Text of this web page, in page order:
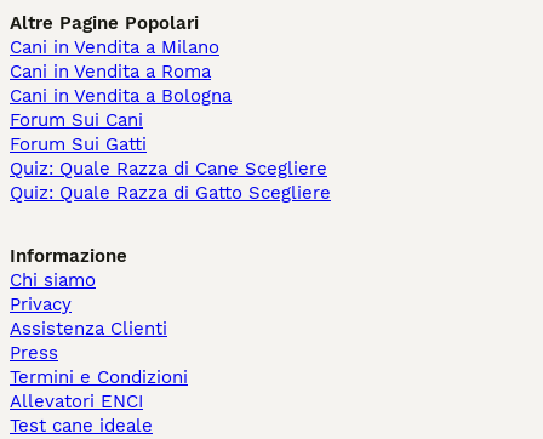
Altre Pagine Popolari
Cani in Vendita a Milano
Cani in Vendita a Roma
Cani in Vendita a Bologna
Forum Sui Cani
Forum Sui Gatti
Quiz: Quale Razza di Cane Scegliere
Quiz: Quale Razza di Gatto Scegliere
Informazione
Chi siamo
Privacy
Assistenza Clienti
Press
Termini e Condizioni
Allevatori ENCI
Test cane ideale